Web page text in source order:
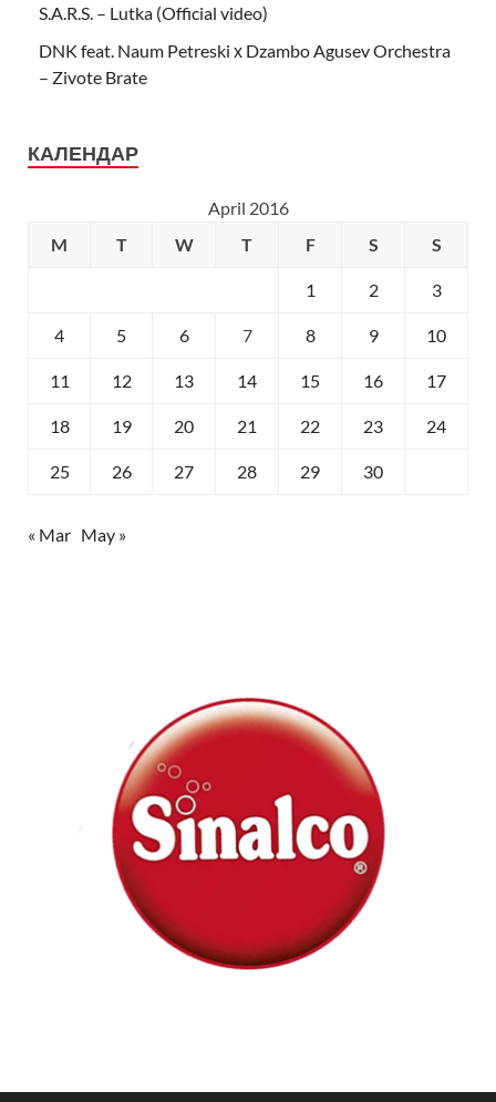
S.A.R.S. – Lutka (Official video)
DNK feat. Naum Petreski х Dzambo Agusev Orchestra
– Zivote Brate
КАЛЕНДАР
April 2016
M
T W T F S S
1 2 3
4 5 6 7 8 9 10
11 12 13 14 15 16 17
18 19 20 21 22 23 24
25 26 27 28 29 30
« Mar May »